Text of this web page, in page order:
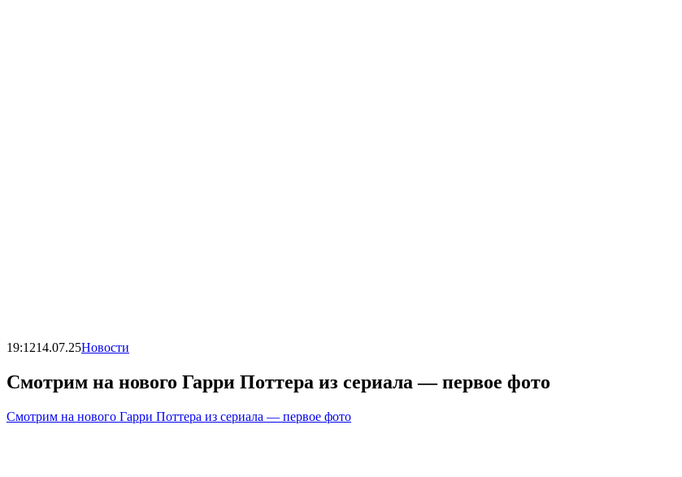
19:1214.07.25Новости
Смотрим на нового Гарри Поттера из сериала — первое фото
Смотрим на нового Гарри Поттера из сериала — первое фото